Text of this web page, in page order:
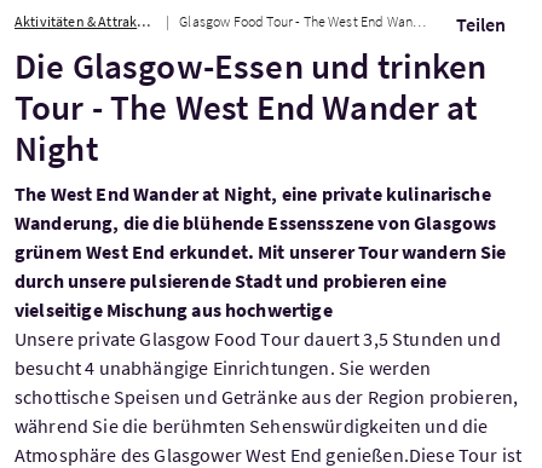
Aktivitäten & Attraktionen Glasgow Food Tour - The West End Wander at Night Teilen
Die Glasgow-Essen und trinken
Tour - The West End Wander at
Night
The West End Wander at Night, eine private kulinarische
Wanderung, die die blühende Essensszene von Glasgows
grünem West End erkundet. Mit unserer Tour wandern Sie
durch unsere pulsierende Stadt und probieren eine
vielseitige Mischung aus hochwertige
Unsere private Glasgow Food Tour dauert 3,5 Stunden und
besucht 4 unabhängige Einrichtungen. Sie werden
schottische Speisen und Getränke aus der Region probieren,
während Sie die berühmten Sehenswürdigkeiten und die
Atmosphäre des Glasgower West End genießen.Diese Tour ist